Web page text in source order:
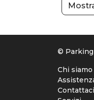
©
Chi siamo
Contattaci